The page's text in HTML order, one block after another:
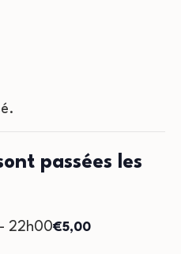
passées les
- 22h00€5,00